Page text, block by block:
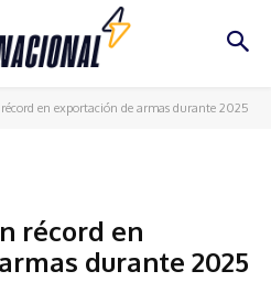
en exportación de armas durante 2025
récord en
durante 2025